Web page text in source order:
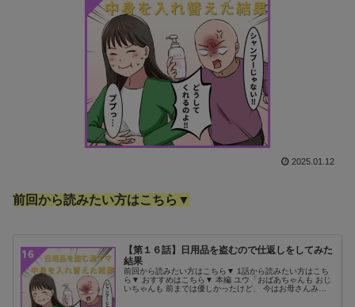
2025.01.12
前回から読みたい方はこちら▼
【第１６話】日用品を盗むので仕返しをしてみた
結果
前回から読みたい方はこちら▼ 1話から読みたい方はこち
ら▼ おすすめはこちら▼ 本編 ユウ「おばあちゃんも おじ
いちゃんも 前までは優しかったけど、 今はお母さんみた